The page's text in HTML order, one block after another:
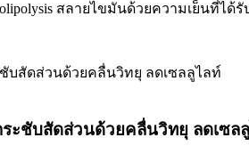
สลายไขมันด้วยความเย็นที่
ระชับสัดส่วนด้วยคลื่นวิทยุ ลดเซล